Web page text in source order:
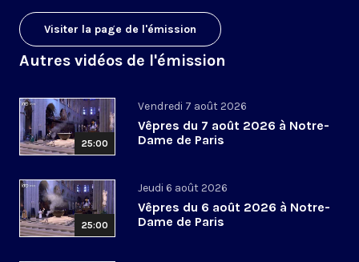
Visiter la page de l'émission
Autres vidéos de l'émission
25:00
Vendredi 7 août 2026
Vêpres du 7 août 2026 à Notre-
Dame de Paris
25:00
Jeudi 6 août 2026
Vêpres du 6 août 2026 à Notre-
Dame de Paris